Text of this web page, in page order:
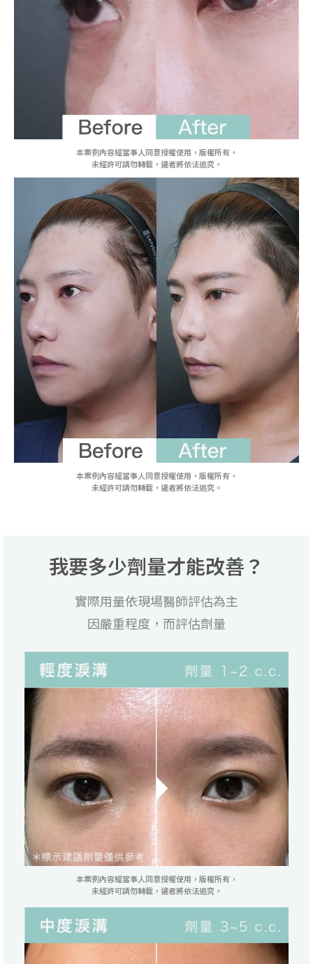
本案例內容經當事人同意授權使用，版權所有，
未經許可請勿轉載，違者將依法追究。
本案例內容經當事人同意授權使用，版權所有，
未經許可請勿轉載，違者將依法追究。
我要多少劑量才能改善？
實際用量依現場醫師評估為主
因嚴重程度，而評估劑量
本案例內容經當事人同意授權使用，版權所有，
未經許可請勿轉載，違者將依法追究。